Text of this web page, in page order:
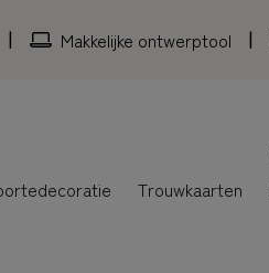
Makkelijke ontwerptool
Trouwkaarten